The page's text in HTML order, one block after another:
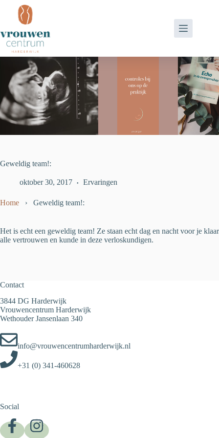
inhoud
Geweldig team!:
oktober 30, 2017 Ervaringen
Home › Geweldig team!:
Het is echt een geweldig team! Ze staan echt dag en nacht voor je klaar
alle vertrouwen en kunde in deze verloskundigen.
Contact
3844 DG Harderwijk
Vrouwencentrum Harderwijk
Wethouder Jansenlaan 340
info@vrouwencentrumharderwijk.nl
+31 (0) 341-460628
Social